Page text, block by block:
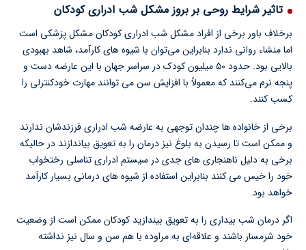
تاثیر شرایط روحی بر بروز مشکل شب ادراری کودکان
برخلاف باور برخی از افراد مشکل شب ادراری کودکان مشکل پزشکی است
اما منشاء روانی ندارد بنابراین می‌توان با شیوه های کارآمد، شاهد بهبودی
بالایی بود. حدود ۵۰ میلیون کودک در سراسر جهان با این عارضه دست و
پنجه نرم می‌کنند که معمولاً با افزایش سن می توانند مهارت خودکنترلی را
کسب کنند.
برخی از خانواده ها چندان توجهی به عارضه شب ادراری فرزندشان ندارند
و ممکن است تا رسیدن به بلوغ نیز درمان را به تعویق بیاندازند در حالیکه
برخی به دلیل ناهنجاری های جدی در سیستم ادراری تناسلی رختخواب
خود را خیس می کنند بنابراین استفاده از شیوه های درمانی بسیار کارآمد
خواهد بود.
اگر درمان شب بیداری را به تعویق بیندازید کودکان ممکن است از وضعیت
خود شرمسار باشند و علاقه‌ای به مراوده با هم سن و سال نیز نداشته